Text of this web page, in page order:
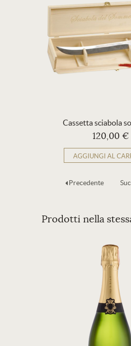
Cassetta sciabola
120,00 €
AGGIUNGI AL
Precedente
Prodotti nella